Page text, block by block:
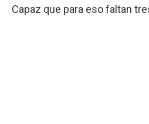
Capaz que para eso faltan